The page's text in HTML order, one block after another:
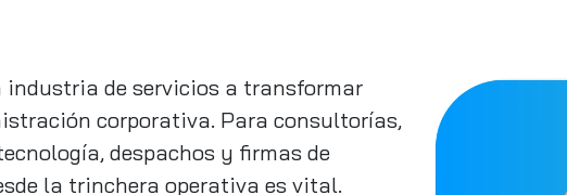
de servicios a transformar
corporativa. Para consultorías,
despachos y firmas de
la trinchera operativa es vital.